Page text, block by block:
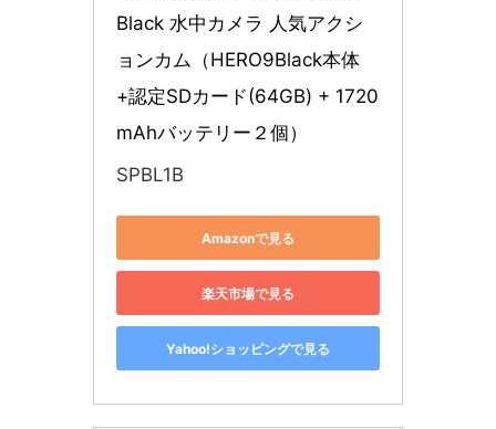
Black 水中カメラ 人気アクシ
ョンカム（HERO9Black本体
+認定SDカード(64GB) + 1720
mAhバッテリー２個）
SPBL1B
Amazonで見る
楽天市場で見る
Yahoo!ショッピングで見る